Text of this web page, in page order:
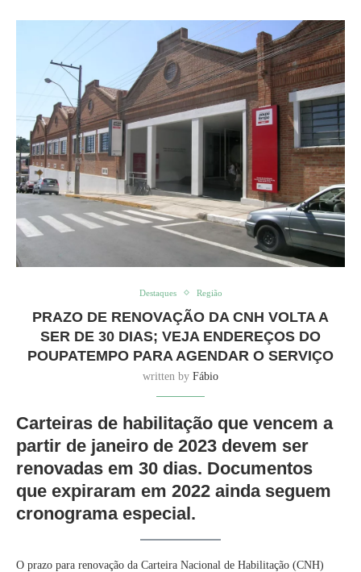
Destaques Região
PRAZO DE RENOVAÇÃO DA CNH VOLTA A
SER DE 30 DIAS; VEJA ENDEREÇOS DO
POUPATEMPO PARA AGENDAR O SERVIÇO
written by Fábio
Carteiras de habilitação que vencem a
partir de janeiro de 2023 devem ser
renovadas em 30 dias. Documentos
que expiraram em 2022 ainda seguem
cronograma especial.
O prazo para renovação da Carteira Nacional de Habilitação (CNH)